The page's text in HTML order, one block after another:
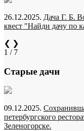
26.12.2025. Дача Г. Б.
квест "Найди дачу по
❮ ❯
1 / 7
Старые дачи
09.12.2025.
петербургского
Зеленогорске.